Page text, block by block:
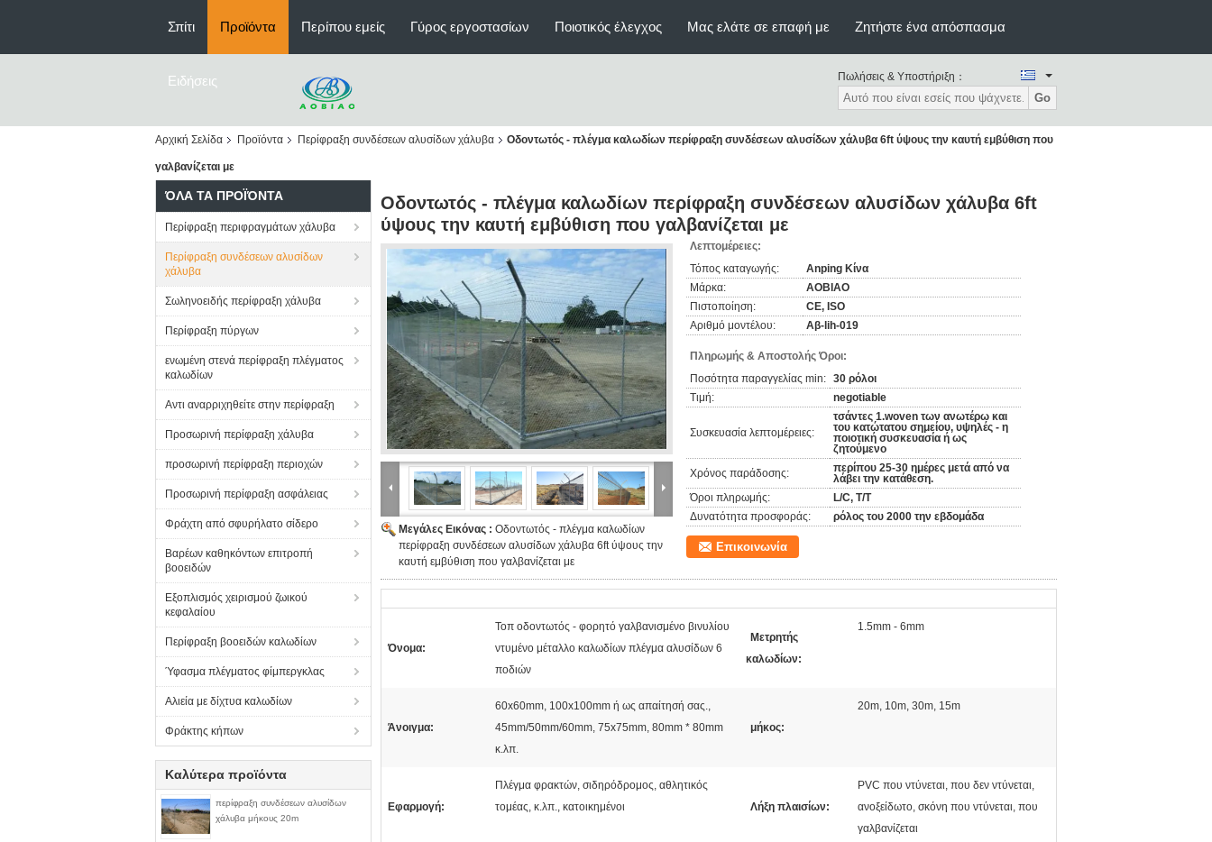
Σπίτι Προϊόντα Περίπου εμείς Γύρος εργοστασίων Ποιοτικός έλεγχος Μας ελάτε σε επαφή με Ζητήστε ένα απόσπασμα
Ειδήσεις Πωλήσεις & Υποστήριξη：
Go
Αρχική Σελίδα Προϊόντα Περίφραξη συνδέσεων αλυσίδων χάλυβα Οδοντωτός - πλέγμα καλωδίων περίφραξη συνδέσεων αλυσίδων χάλυβα 6ft ύψους την καυτή εμβύθιση που
γαλβανίζεται με
ΌΛΑ ΤΑ ΠΡΟΪΌΝΤΑ
Περίφραξη περιφραγμάτων χάλυβα
Περίφραξη συνδέσεων αλυσίδων
χάλυβα
Σωληνοειδής περίφραξη χάλυβα
Περίφραξη πύργων
ενωμένη στενά περίφραξη πλέγματος
καλωδίων
Αντι αναρριχηθείτε στην περίφραξη
Προσωρινή περίφραξη χάλυβα
προσωρινή περίφραξη περιοχών
Προσωρινή περίφραξη ασφάλειας
Φράχτη από σφυρήλατο σίδερο
Βαρέων καθηκόντων επιτροπή
βοοειδών
Εξοπλισμός χειρισμού ζωικού
κεφαλαίου
Περίφραξη βοοειδών καλωδίων
Ύφασμα πλέγματος φίμπεργκλας
Αλιεία με δίχτυα καλωδίων
Φράκτης κήπων
Καλύτερα προϊόντα
περίφραξη συνδέσεων αλυσίδων
χάλυβα μήκους 20m
Οδοντωτός - πλέγμα καλωδίων περίφραξη συνδέσεων αλυσίδων χάλυβα 6ft
ύψους την καυτή εμβύθιση που γαλβανίζεται με
Μεγάλες Εικόνας : Οδοντωτός - πλέγμα καλωδίων
περίφραξη συνδέσεων αλυσίδων χάλυβα 6ft ύψους την
καυτή εμβύθιση που γαλβανίζεται με
Λεπτομέρειες:
Τόπος καταγωγής:
Anping Κίνα
Μάρκα:
AOBIAO
Πιστοποίηση:
CE, ISO
Αριθμό μοντέλου:
Αβ-lih-019
Πληρωμής & Αποστολής Όροι:
Ποσότητα παραγγελίας min: 30 ρόλοι
Τιμή:
negotiable
Συσκευασία λεπτομέρειες:
τσάντες 1.woven των ανωτέρω και
του κατώτατου σημείου, υψηλές - η
ποιοτική συσκευασία ή ως
ζητούμενο
Χρόνος παράδοσης:
περίπου 25-30 ημέρες μετά από να
λάβει την κατάθεση.
Όροι πληρωμής:
L/C, T/T
Δυνατότητα προσφοράς:
ρόλος του 2000 την εβδομάδα
Επικοινωνία
Όνομα:
Τοπ οδοντωτός - φορητό γαλβανισμένο βινυλίου
ντυμένο μέταλλο καλωδίων πλέγμα αλυσίδων 6
ποδιών
Μετρητής
καλωδίων:
1.5mm - 6mm
Άνοιγμα:
60x60mm, 100x100mm ή ως απαίτησή σας.,
45mm/50mm/60mm, 75x75mm, 80mm * 80mm
κ.λπ.
μήκος:
20m, 10m, 30m, 15m
Εφαρμογή:
Πλέγμα φρακτών, σιδηρόδρομος, αθλητικός
τομέας, κ.λπ., κατοικημένοι
Λήξη πλαισίων:
PVC που ντύνεται, που δεν ντύνεται,
ανοξείδωτο, σκόνη που ντύνεται, που
γαλβανίζεται